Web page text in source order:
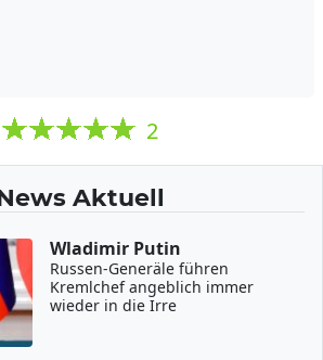
2
Aktuell
Wladimir Putin
Russen-Generäle führen
Kremlchef angeblich immer
wieder in die Irre